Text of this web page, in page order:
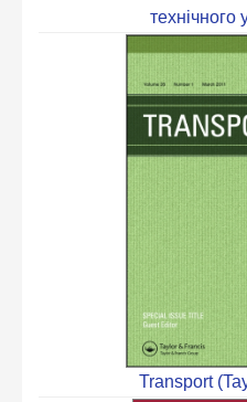
технічного
Transport